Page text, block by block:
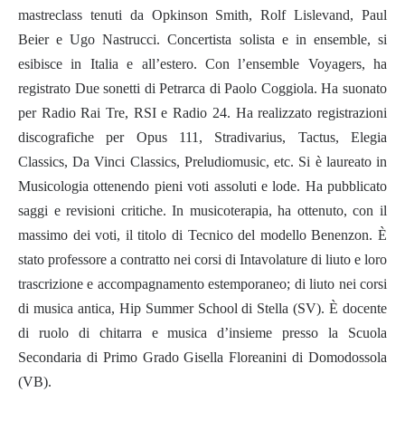
mastreclass tenuti da Opkinson Smith, Rolf Lislevand, Paul
Beier e Ugo Nastrucci. Concertista solista e in ensemble, si
esibisce in Italia e all’estero. Con l’ensemble Voyagers, ha
registrato Due sonetti di Petrarca di Paolo Coggiola. Ha suonato
per Radio Rai Tre, RSI e Radio 24. Ha realizzato registrazioni
discografiche per Opus 111, Stradivarius, Tactus, Elegia
Classics, Da Vinci Classics, Preludiomusic, etc. Si è laureato in
Musicologia ottenendo pieni voti assoluti e lode. Ha pubblicato
saggi e revisioni critiche. In musicoterapia, ha ottenuto, con il
massimo dei voti, il titolo di Tecnico del modello Benenzon. È
stato professore a contratto nei corsi di Intavolature di liuto e loro
trascrizione e accompagnamento estemporaneo; di liuto nei corsi
di musica antica, Hip Summer School di Stella (SV). È docente
di ruolo di chitarra e musica d’insieme presso la Scuola
Secondaria di Primo Grado Gisella Floreanini di Domodossola
(VB).